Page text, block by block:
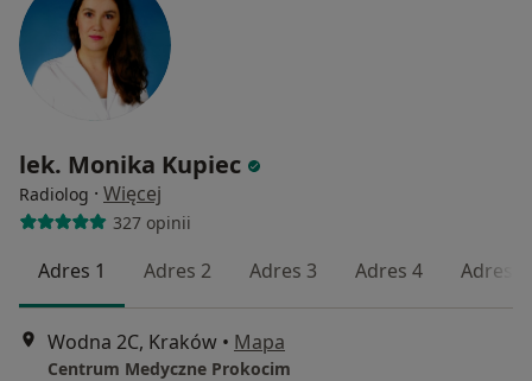
lek. Monika Kupiec
Radiolog · Więcej
327 opinii
Adres 1 Adres 2 Adres 3 Adres 4 Adres 5
Wodna 2C, Kraków • Mapa
Centrum Medyczne Prokocim